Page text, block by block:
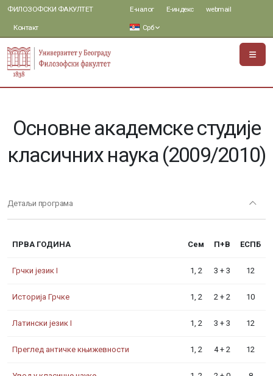
ФИЛОЗОФСКИ ФАКУЛТЕТ
Контакт
Е-налог Е-индекс webmail
Срб
Основне академске студије
класичних наука (2009/2010)
Детаљи програма
ПРВА ГОДИНА Сем П+В ЕСПБ
Грчки језик I 1, 2 3 + 3 12
Историја Грчке 1, 2 2 + 2 10
Латински језик I 1, 2 3 + 3 12
Преглед античке књижевности 1, 2 4 + 2 12